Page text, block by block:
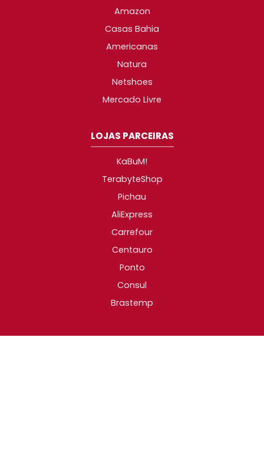
Amazon
Casas Bahia
Americanas
Natura
Netshoes
Mercado Livre
LOJAS PARCEIRAS
KaBuM!
TerabyteShop
Pichau
AliExpress
Carrefour
Centauro
Ponto
Consul
Brastemp
CATEGORIAS TOP